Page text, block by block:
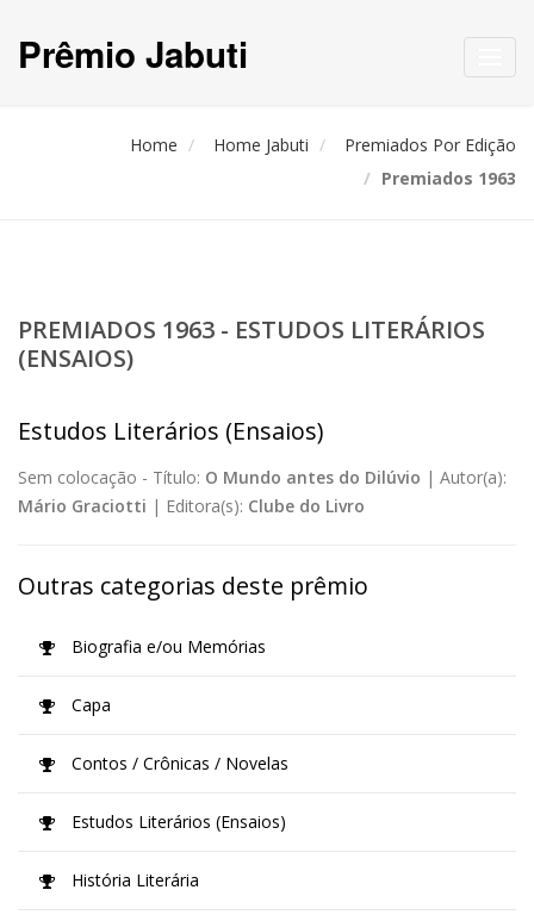
Prêmio Jabuti
Home Home Jabuti
Premiados Por Edição
Premiados 1963
PREMIADOS 1963 - ESTUDOS LITERÁRIOS
(ENSAIOS)
Estudos Literários (Ensaios)
Sem colocação - Título: O Mundo antes do Dilúvio | Autor(a):
Mário Graciotti | Editora(s): Clube do Livro
Outras categorias deste prêmio
Biografia e/ou Memórias
Capa
Contos / Crônicas / Novelas
Estudos Literários (Ensaios)
História Literária